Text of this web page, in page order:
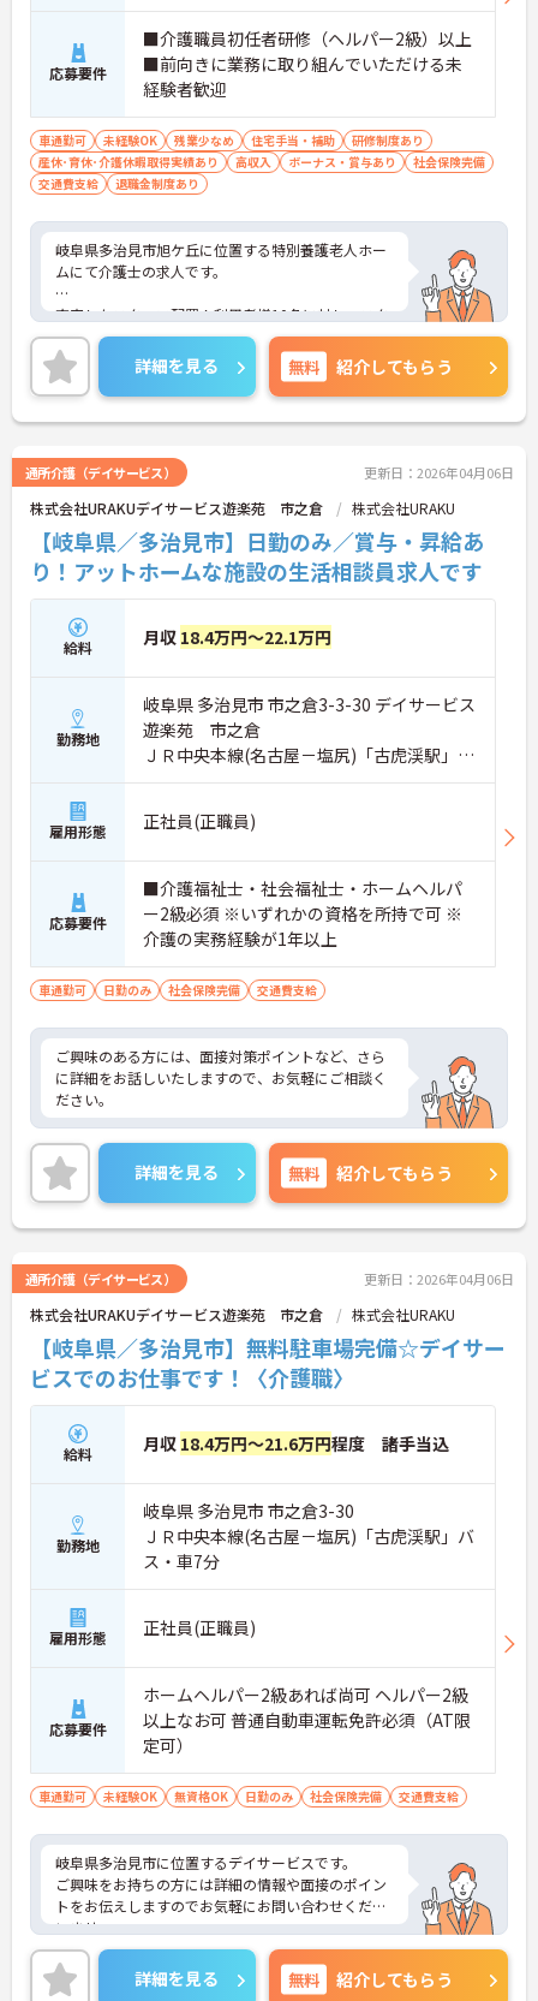
応募要件
■介護職員初任者研修（ヘルパー2級）以上
■前向きに業務に取り組んでいただける未
経験者歓迎
車通勤可 未経験OK 残業少なめ 住宅手当・補助
研修制度あり
産休･育休･介護休暇取得実績あり
高収入 ボーナス・賞与あり
社会保険完備
交通費支給
退職金制度あり
岐阜県多治見市旭ケ丘に位置する特別養護老人ホー
ムにて介護士の求人です。
充実したスタッフ配置！利用者様10名に対し、スタ
ッフ4～5名のユニット制。利用者様ひとりひとりと
しっかり向き合えます。
＜あふれる笑顔～慈悲の心で～＞を経営理念として
掲げており、人間関係もとても良好です。
最新の求人状況や質問につきましては、お気軽にお
問合せください。
詳細を見る 無料 紹介してもらう
通所介護（デイサービス） 更新日：2026年04月06日
株式会社URAKUデイサービス遊楽苑 市之倉 株式会社URAKU
【岐阜県／多治見市】日勤のみ／賞与・昇給あ
り！アットホームな施設の生活相談員求人です
給料 月収 18.4万円～22.1万円
勤務地
岐阜県 多治見市 市之倉3-3-30 デイサービス
遊楽苑 市之倉
ＪＲ中央本線(名古屋－塩尻)「古虎渓駅」バ
ス・車7分
雇用形態 正社員(正職員)
応募要件
■介護福祉士・社会福祉士・ホームヘルパ
ー2級必須 ※いずれかの資格を所持で可 ※
介護の実務経験が1年以上
車通勤可 日勤のみ 社会保険完備 交通費支給
ご興味のある方には、面接対策ポイントなど、さら
に詳細をお話しいたしますので、お気軽にご相談く
ださい。
詳細を見る 無料 紹介してもらう
通所介護（デイサービス） 更新日：2026年04月06日
株式会社URAKUデイサービス遊楽苑 市之倉 株式会社URAKU
【岐阜県／多治見市】無料駐車場完備☆デイサー
ビスでのお仕事です！〈介護職〉
給料 月収 18.4万円～21.6万円程度 諸手当込
勤務地
岐阜県 多治見市 市之倉3-30
ＪＲ中央本線(名古屋－塩尻)「古虎渓駅」バ
ス・車7分
雇用形態 正社員(正職員)
応募要件
ホームヘルパー2級あれば尚可 ヘルパー2級
以上なお可 普通自動車運転免許必須（AT限
定可）
車通勤可 未経験OK 無資格OK 日勤のみ 社会保険完備 交通費支給
岐阜県多治見市に位置するデイサービスです。
ご興味をお持ちの方には詳細の情報や面接のポイン
トをお伝えしますのでお気軽にお問い合わせくださ
いませ。
詳細を見る 無料 紹介してもらう